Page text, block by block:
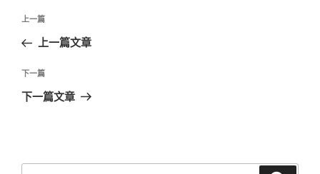
文
導
覽
上
一
文
章
上一篇
上一篇文章
下
一
下一篇
下一篇文章